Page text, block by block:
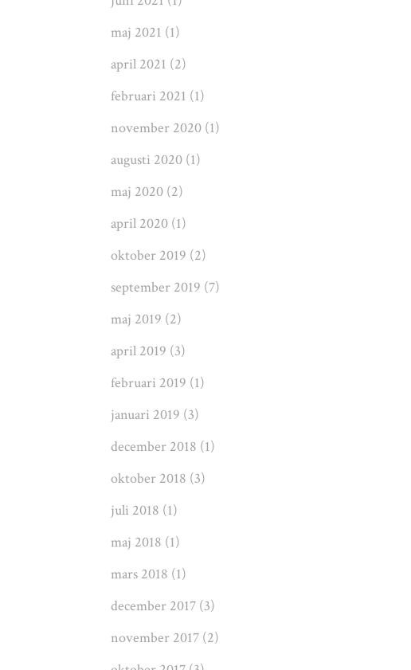
maj 2021 (1)
april 2021 (2)
februari 2021 (1)
november 2020 (1)
augusti 2020 (1)
maj 2020 (2)
april 2020 (1)
oktober 2019 (2)
september 2019 (7)
maj 2019 (2)
april 2019 (3)
februari 2019 (1)
januari 2019 (3)
december 2018 (1)
oktober 2018 (3)
juli 2018 (1)
maj 2018 (1)
mars 2018 (1)
december 2017 (3)
november 2017 (2)